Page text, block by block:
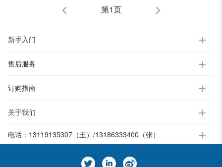
第1页
新手入门
售后服务
订购指南
关于我们
电话： 13119135307（王）/13186333400（张）